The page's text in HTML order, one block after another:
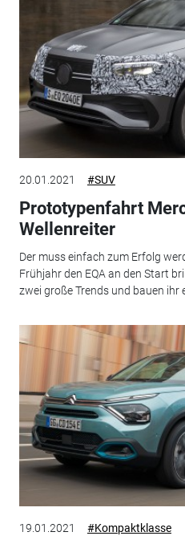
20.01.2021 #SUV
Prototypenfahrt
Wellenreiter
Der muss einfach zum Erfolg
Frühjahr den EQA an den Start
zwei große Trends und bauen ihr
19.01.2021 #Kompaktklasse